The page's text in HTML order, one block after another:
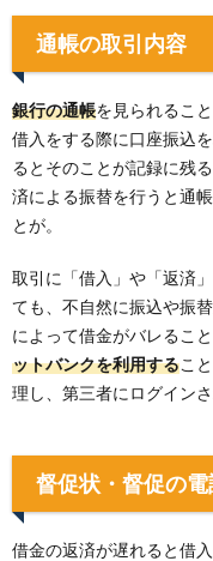
通帳の取引内容
銀行の通帳を見られるこ
借入をする際に口座振込
るとそのことが記録に残
済による振替を行うと通
とが。
取引に「借入」や「返済
ても、不自然に振込や振
によって借金がバレるこ
ットバンクを利用するこ
理し、第三者にログイン
督促状・督促の電
借金の返済が遅れると借